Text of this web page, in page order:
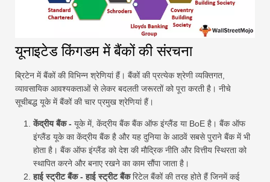
यूनाइटेड किंगडम में बैंकों की संरचना
ब्रिटेन में बैंकों की विभिन्न श्रेणियां हैं। बैंकों की प्रत्येक श्रेणी व्यक्तिगत,
व्यावसायिक आवश्यकताओं से लेकर बदलती जरूरतों को पूरा करती है। नीचे
सूचीबद्ध यूके में बैंकों की चार प्रमुख श्रेणियां हैं।
केंद्रीय बैंक - यूके में, केंद्रीय बैंक बैंक ऑफ इंग्लैंड या BoE है। बैंक ऑफ
इंग्लैंड यूके का केंद्रीय बैंक है और यह दुनिया के आठवें सबसे पुराने बैंक में भी
होता है। बैंक ऑफ इंग्लैंड को देश की मौद्रिक नीति और वित्तीय स्थिरता को
स्थापित करने और बनाए रखने का काम सौंपा जाता है।
हाई स्ट्रीट बैंक - हाई स्ट्रीट बैंकरिटेल बैंकों की तरह होते हैं जिनमें कई